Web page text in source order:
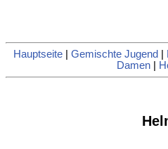
Hauptseite| Gemischte Jugend
Damen|